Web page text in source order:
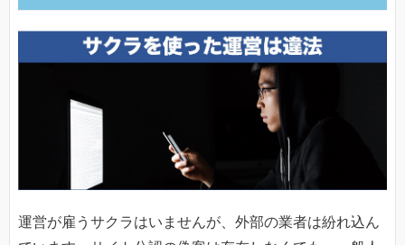
運営が雇うサクラはいませんが、外部の業者は紛れ込ん